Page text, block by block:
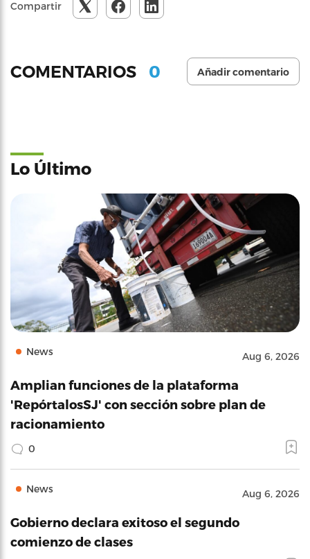
Compartir
COMENTARIOS 0 Añadir comentario
Lo Último
News Aug 6, 2026
Amplian funciones de la plataforma
'RepórtalosSJ' con sección sobre plan de
racionamiento
0
News Aug 6, 2026
Gobierno declara exitoso el segundo
comienzo de clases